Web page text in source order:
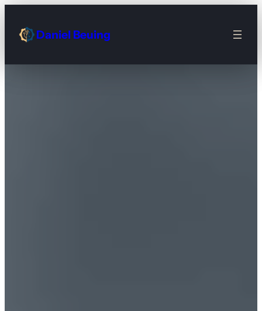
Daniel Beuing